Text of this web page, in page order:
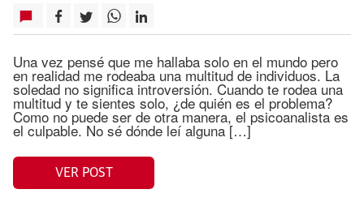
Una vez pensé que me hallaba solo en el mundo pero
en realidad me rodeaba una multitud de individuos. La
soledad no significa introversión. Cuando te rodea una
multitud y te sientes solo, ¿de quién es el problema?
Como no puede ser de otra manera, el psicoanalista es
el culpable. No sé dónde leí alguna […]
VER POST